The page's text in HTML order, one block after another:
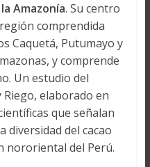
Amazonía. Su centro
comprendida
Caquetá, Putumayo y
y comprende
Un estudio del
elaborado en
que señalan
diversidad del cacao
nororiental del Perú.